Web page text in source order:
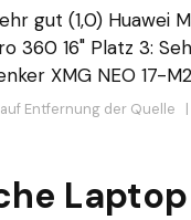
gut (1,0) Huawei
360 16" Platz 3:
XMG NEO 17-
Entfernung der Quelle |